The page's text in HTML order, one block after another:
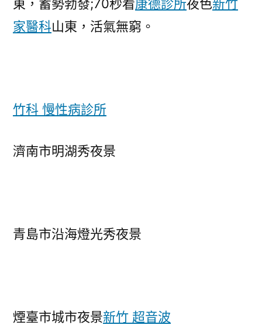
東，蓄勢勃發;70秒看康德診所夜色新竹
家醫科山東，活氣無窮。
竹科 慢性病診所
濟南市明湖秀夜景
青島市沿海燈光秀夜景
煙臺市城市夜景新竹 超音波